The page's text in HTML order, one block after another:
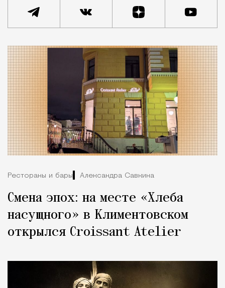
Рестораны и бары Александра Савкина
Смена эпох: на месте «Хлеба
насущного» в Климентовском
открылся Croissant Atelier